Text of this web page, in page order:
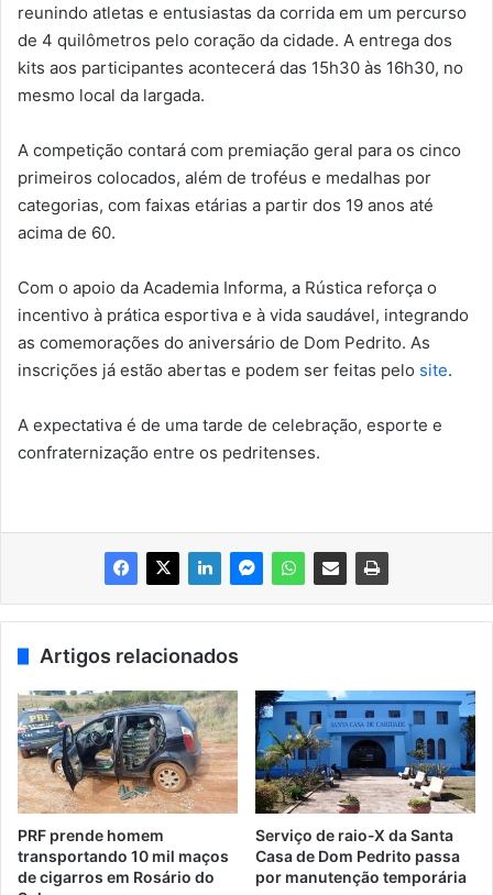
reunindo atletas e entusiastas da corrida em um percurso
de 4 quilômetros pelo coração da cidade. A entrega dos
kits aos participantes acontecerá das 15h30 às 16h30, no
mesmo local da largada.
A competição contará com premiação geral para os cinco
primeiros colocados, além de troféus e medalhas por
categorias, com faixas etárias a partir dos 19 anos até
acima de 60.
Com o apoio da Academia Informa, a Rústica reforça o
incentivo à prática esportiva e à vida saudável, integrando
as comemorações do aniversário de Dom Pedrito. As
inscrições já estão abertas e podem ser feitas pelo site.
A expectativa é de uma tarde de celebração, esporte e
confraternização entre os pedritenses.
Artigos relacionados
PRF prende homem
transportando 10 mil maços
de cigarros em Rosário do
Serviço de raio-X da Santa
Casa de Dom Pedrito passa
por manutenção temporária